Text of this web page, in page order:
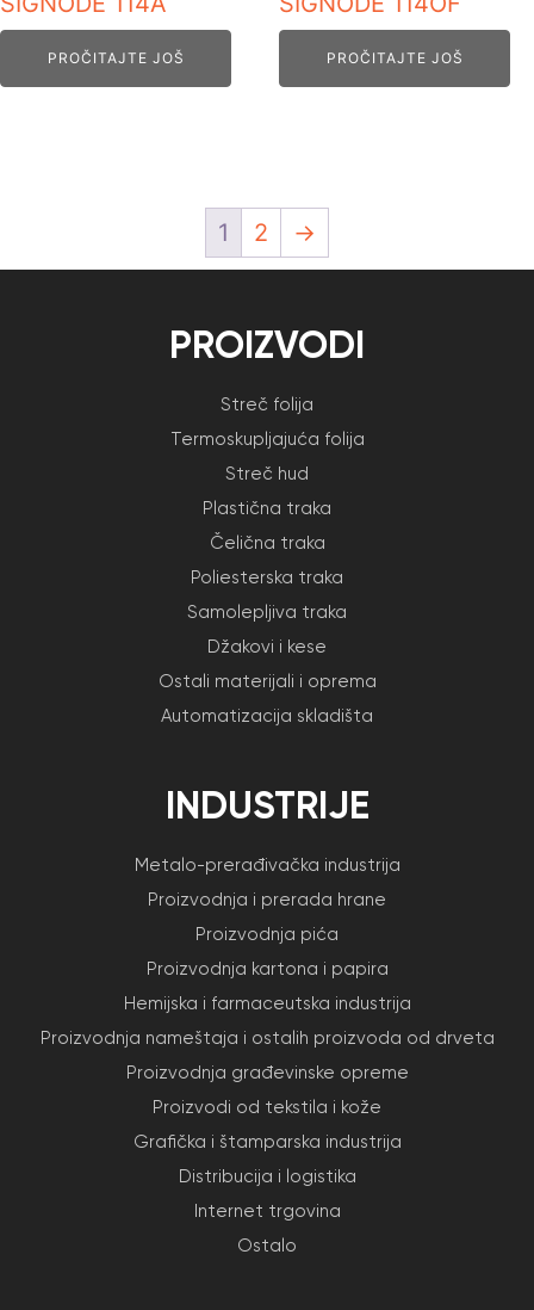
PROČITAJTE JOŠ PROČITAJTE JOŠ
1 2 →
PROIZVODI
Streč folija
Termoskupljajuća folija
Streč hud
Plastična traka
Čelična traka
Poliesterska traka
Samolepljiva traka
Džakovi i kese
Ostali materijali i oprema
Automatizacija skladišta
INDUSTRIJE
Metalo-prerađivačka industrija
Proizvodnja i prerada hrane
Proizvodnja pića
Proizvodnja kartona i papira
Hemijska i farmaceutska industrija
Proizvodnja nameštaja i ostalih proizvoda od drveta
Proizvodnja građevinske opreme
Proizvodi od tekstila i kože
Grafička i štamparska industrija
Distribucija i logistika
Internet trgovina
Ostalo